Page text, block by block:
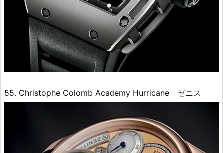
55. Christophe Colomb Academy Hurricane ゼニス